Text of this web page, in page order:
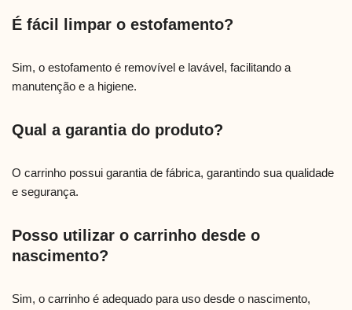
É fácil limpar o estofamento?
Sim, o estofamento é removível e lavável, facilitando a
manutenção e a higiene.
Qual a garantia do produto?
O carrinho possui garantia de fábrica, garantindo sua qualidade
e segurança.
Posso utilizar o carrinho desde o
nascimento?
Sim, o carrinho é adequado para uso desde o nascimento,